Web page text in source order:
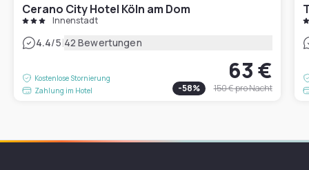
Cerano City Hotel Köln am Dom
Innenstadt
4.4/5|42 Bewertungen
Kostenlose Stornierung
Zahlung im Hotel
63 €
-58% 150 €pro Nacht